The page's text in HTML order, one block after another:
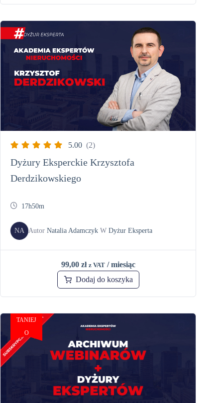
5.00 (2)
Dyżury Eksperckie Krzysztofa
Derdzikowskiego
17h50m
NA Autor Natalia Adamczyk W Dyżur Eksperta
99,00 zł z VAT / miesiąc
Dodaj do koszyka
TANIEJ
O
zł-1395